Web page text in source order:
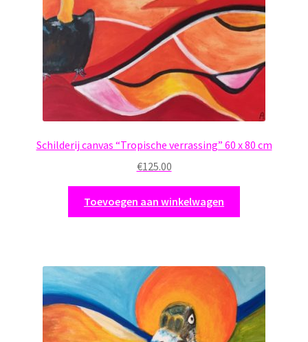
Schilderij canvas “Tropische verrassing” 60 x 80 cm
€125.00
Toevoegen aan winkelwagen